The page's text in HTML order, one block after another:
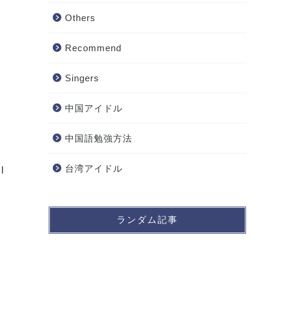
Others
Recommend
Singers
中国アイドル
中国語勉強方法
台湾アイドル
ランダム記事